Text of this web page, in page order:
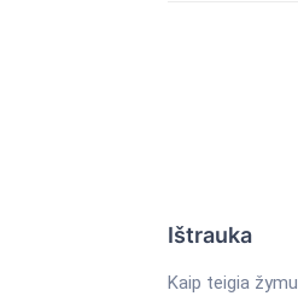
Ištrauka
Kaip teigia